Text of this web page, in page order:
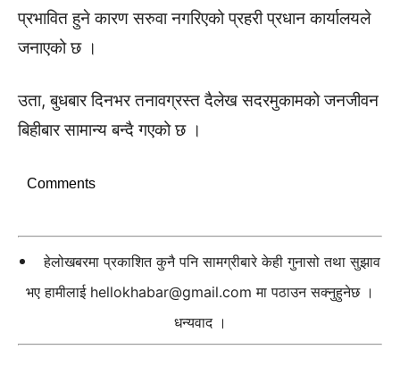
प्रभावित हुने कारण सरुवा नगरिएको प्रहरी प्रधान कार्यालयले
जनाएको छ ।
उता, बुधबार दिनभर तनावग्रस्त दैलेख सदरमुकामको जनजीवन
बिहीबार सामान्य बन्दै गएको छ ।
Comments
हेलोखबरमा प्रकाशित कुनै पनि सामग्रीबारे केही गुनासो तथा सुझाव
भए हामीलाई hellokhabar@gmail.com मा पठाउन सक्नुहुनेछ ।
धन्यवाद ।